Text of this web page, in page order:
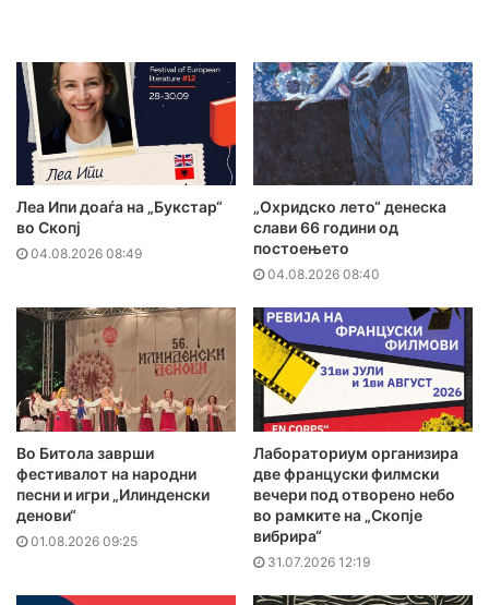
Леа Ипи доаѓа на „Букстар“
во Скопј
04.08.2026 08:49
„Охридско лето“ денеска
слави 66 години од
постоењето
04.08.2026 08:40
Во Битола заврши
фестивалот на народни
песни и игри „Илинденски
денови“
01.08.2026 09:25
Лабораториум организира
две француски филмски
вечери под отворено небо
во рамките на „Скопје
вибрира“
31.07.2026 12:19